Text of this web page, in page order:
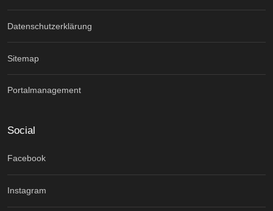
Datenschutzerklärung
Sitemap
Portalmanagement
Social
Facebook
Instagram